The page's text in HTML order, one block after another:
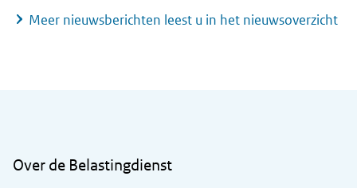
venster)
Meer nieuwsberichten leest u in het nieuwsoverzicht
Over de Belastingdienst